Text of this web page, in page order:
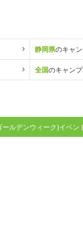
静岡県のキャ
全国のキャン
ルデンウィーク)イベン